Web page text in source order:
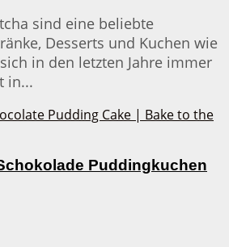
sind eine beliebte
Desserts und Kuchen wie
in den letzten Jahre immer
in...
Puddingkuchen